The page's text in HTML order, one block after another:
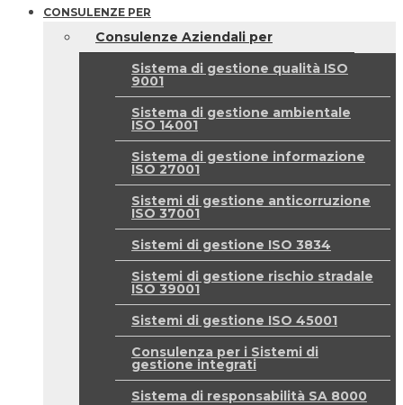
CONSULENZE PER
Consulenze Aziendali per
Sistema di gestione qualità ISO
9001
Sistema di gestione ambientale
ISO 14001
Sistema di gestione informazione
ISO 27001
Sistemi di gestione anticorruzione
ISO 37001
Sistemi di gestione ISO 3834
Sistemi di gestione rischio stradale
ISO 39001
Sistemi di gestione ISO 45001
Consulenza per i Sistemi di
gestione integrati
Sistema di responsabilità SA 8000